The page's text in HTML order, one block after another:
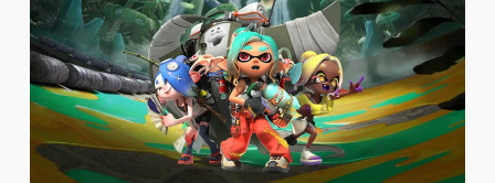
Splatoon
Raiders